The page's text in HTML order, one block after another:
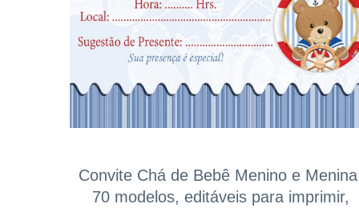
Convite Chá de Bebê Menino e
70 modelos, editáveis para imprimir,